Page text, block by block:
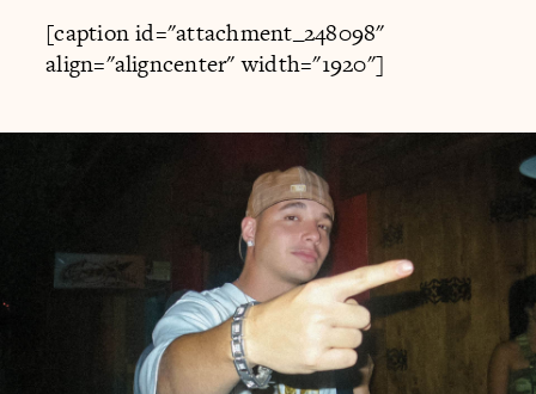
[caption id="attachment_248098"
align="aligncenter" width="1920"]